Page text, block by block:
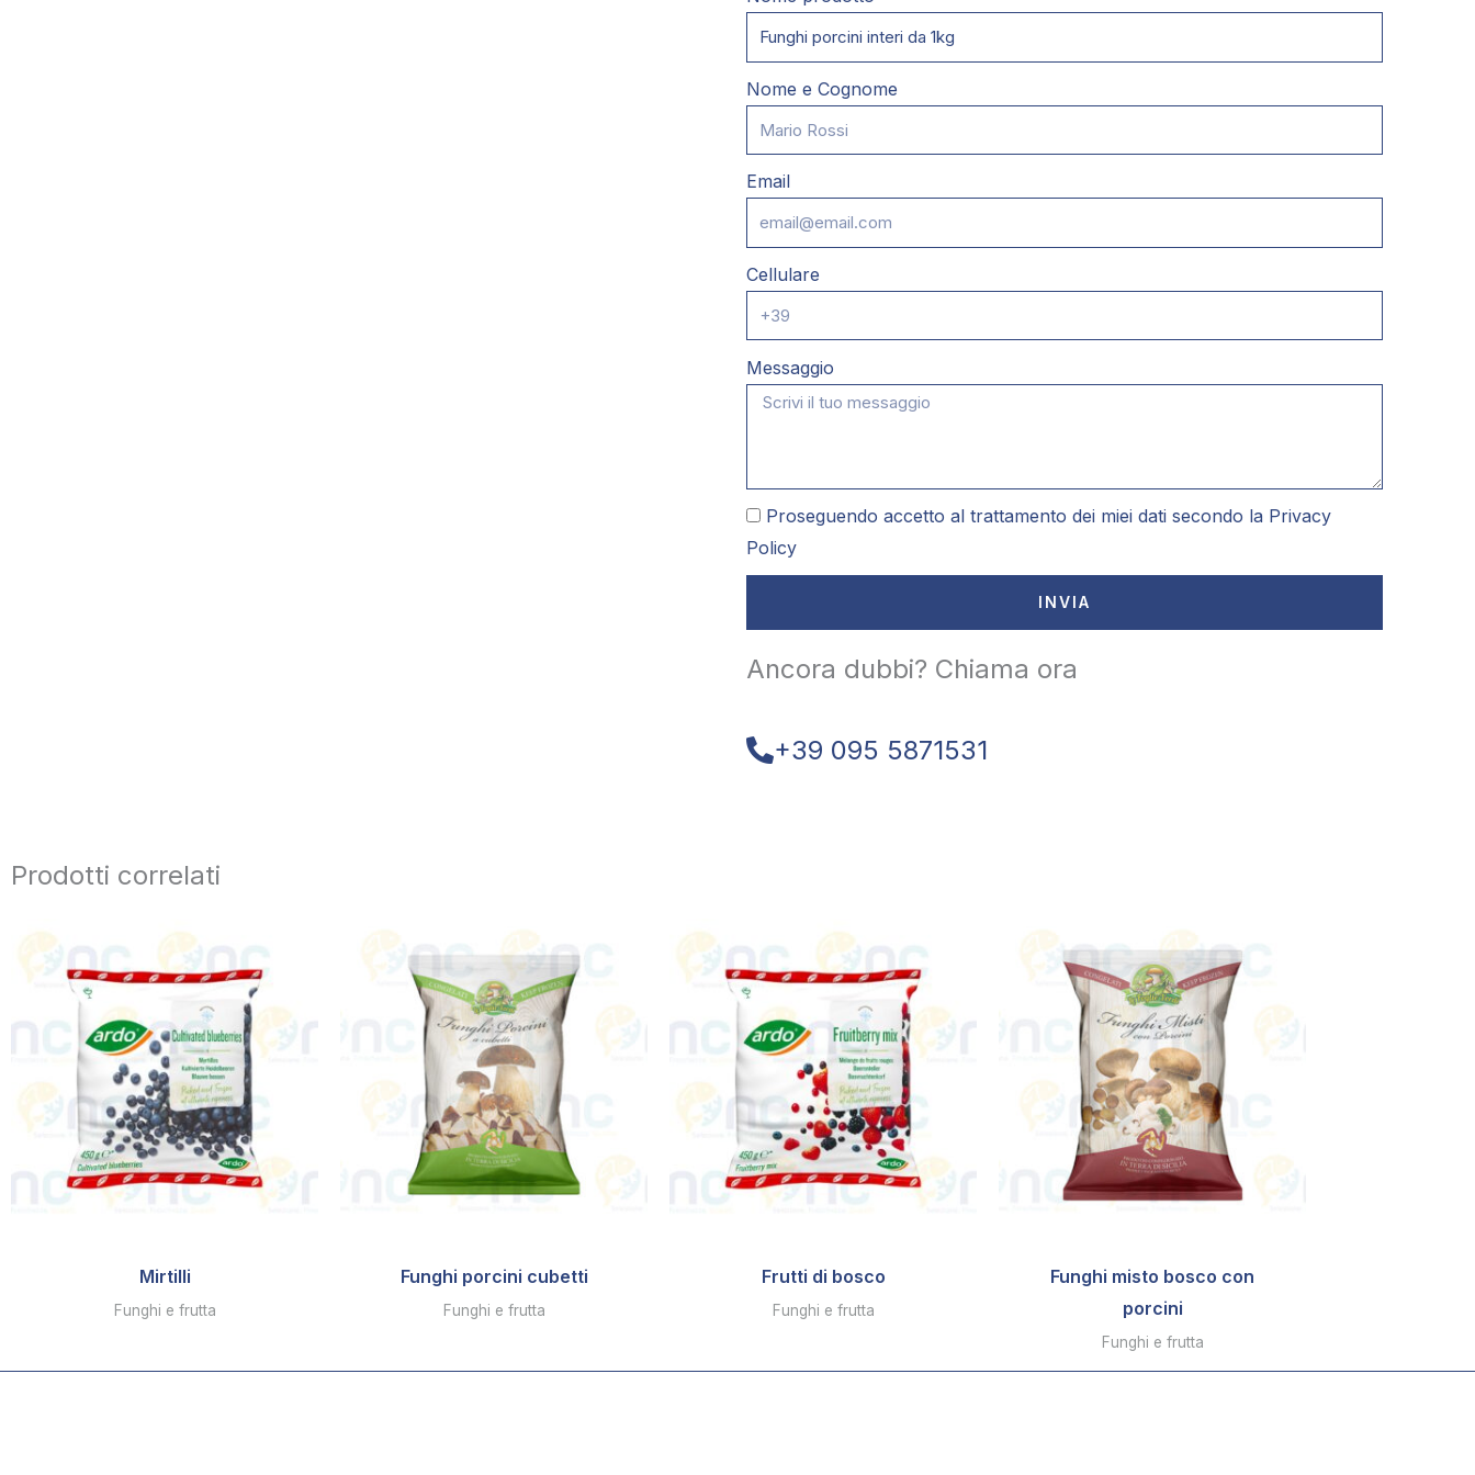
Nome e Cognome
Email
Cellulare
Messaggio
Proseguendo accetto al trattamento dei miei dati secondo la Privacy
Policy
INVIA
Ancora dubbi? Chiama ora
+39 095 5871531
Prodotti correlati
Mirtilli
Funghi e frutta
Funghi porcini cubetti
Funghi e frutta
Frutti di bosco
Funghi e frutta
Funghi misto bosco con
porcini
Funghi e frutta